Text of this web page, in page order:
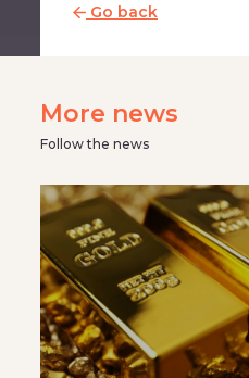
Go back
More news
Follow the news